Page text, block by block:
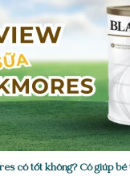
có tốt không? Có giúp bé